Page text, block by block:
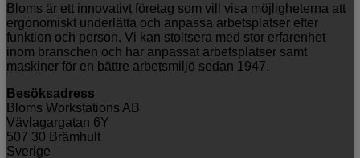
Bloms är ett innovativt företag som vill visa möjligheterna att
ergonomiskt underlätta och anpassa arbetsplatser efter
funktion och person. Vi kan stoltsera med stor erfarenhet
inom branschen och har anpassat arbetsplatser samt
maskiner för en bättre arbetsmiljö sedan 1947.
Besöksadress
Bloms Workstations AB
Vävlagargatan 6Y
507 30 Brämhult
Sverige